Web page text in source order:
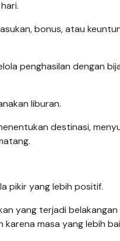
bonus, atau
penghasilan dengan
liburan.
destinasi,
pikir yang lebih positif.
yang terjadi
masa yang lebih